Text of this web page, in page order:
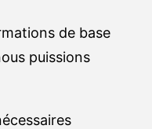
de base
puissions